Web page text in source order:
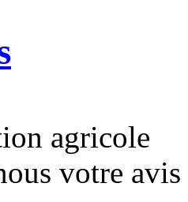
agricole
votre avis